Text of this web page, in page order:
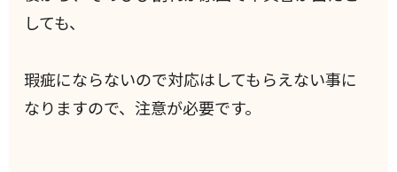
しても、
瑕疵にならないので対応はしてもらえない事に
なりますので、注意が必要です。